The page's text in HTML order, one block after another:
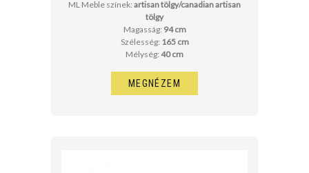
ML Meble színek: artisan tölgy/canadian artisan
tölgy
Magasság: 94 cm
Szélesség: 165 cm
Mélység: 40 cm
MEGNÉZEM